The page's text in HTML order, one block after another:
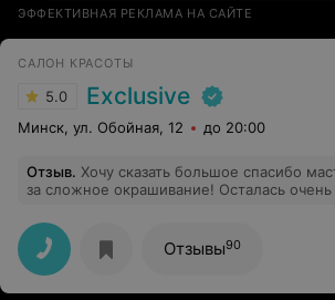
ЭФФЕКТИВНАЯ РЕКЛАМА НА САЙТЕ
САЛОН КРАСОТЫ
5.0 Exclusive
Минск, ул. Обойная, 12 до 20:00
Отзыв. Хочу сказать большое спасибо
за сложное окрашивание! Осталась очень
Отзывы90